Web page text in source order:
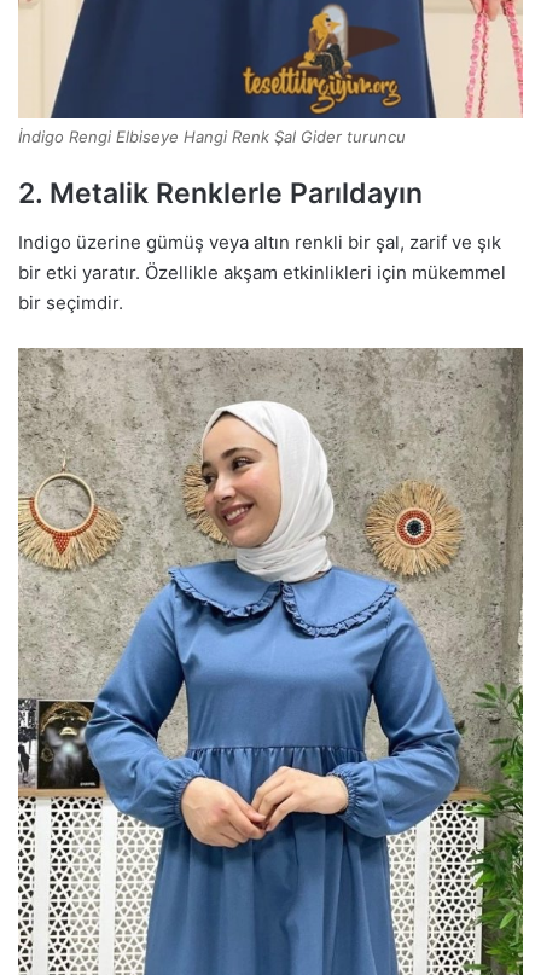
İndigo Rengi Elbiseye Hangi Renk Şal Gider turuncu
2. Metalik Renklerle Parıldayın
Indigo üzerine gümüş veya altın renkli bir şal, zarif ve şık
bir etki yaratır. Özellikle akşam etkinlikleri için mükemmel
bir seçimdir.